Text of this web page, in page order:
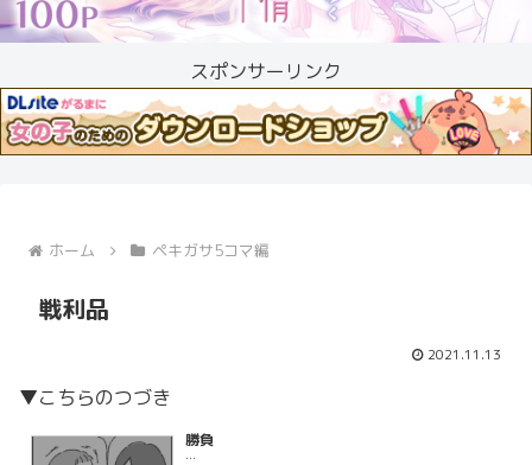
スポンサーリンク
ホーム ペキガサ5コマ編
戦利品
2021.11.13
▼こちらのつづき
勝負
...